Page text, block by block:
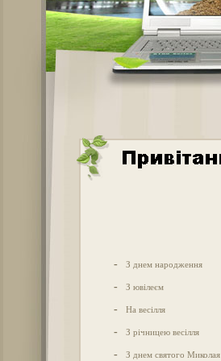
- З днем народження
- З ювілеєм
- На весілля
- З річницею весілля
- З днем святого Миколая